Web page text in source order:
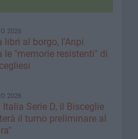
2026
libri al borgo, l'Anpi
le "memorie resistenti" di
2026
Italia Serie D, il Bisceglie
il turno preliminare al